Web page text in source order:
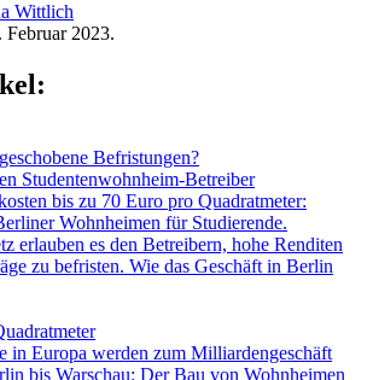
Wittlich
2023.
Befristungen?
Studentenwohnheim-Betreiber
bis zu 70 Euro pro Quadratmeter:
Wohnheimen für Studierende.
erlauben es den Betreibern, hohe Renditen
zu befristen. Wie das Geschäft in Berlin
in Europa werden zum Milliardengeschäft
bis Warschau: Der Bau von Wohnheimen